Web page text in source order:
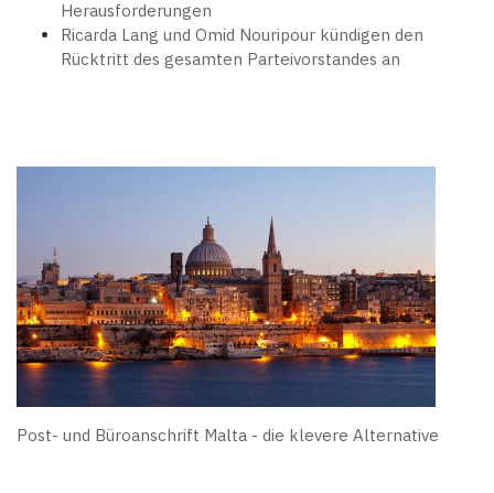
Herausforderungen
Ricarda Lang und Omid Nouripour kündigen den
Rücktritt des gesamten Parteivorstandes an
Post- und Büroanschrift Malta - die klevere Alternative